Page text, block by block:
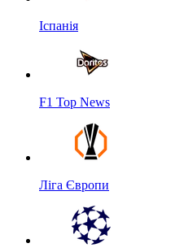
Іспанія
F1 Top News
Ліга Європи